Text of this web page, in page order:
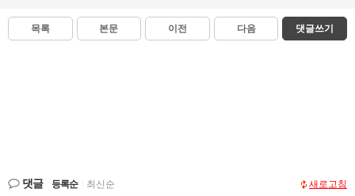
목록 본문 이전 다음 댓글쓰기
댓글 등록순 최신순 새로고침